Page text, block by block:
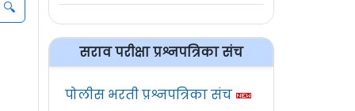
सराव परीक्षा प्रश्नपत्रिका संच
पोलीस भरती प्रश्नपत्रिका संच